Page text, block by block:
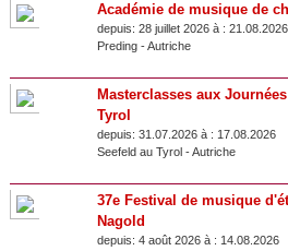
Académie de musique de
depuis: 28 juillet 2026 à : 21.08.2026
Preding-Autriche
Masterclasses aux
Tyrol
depuis: 31.07.2026 à : 17.08.2026
Seefeld au Tyrol -Autriche
37e Festival de musique
Nagold
depuis: 4 août 2026 à : 14.08.2026